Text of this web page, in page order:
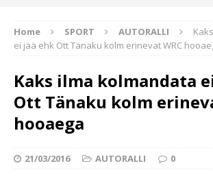
Home SPORT AUTORALLI
ei jää ehk Ott Tänaku kolm erinevat WRC
Kaks ilma kolmandata
Ott Tänaku kolm
hooaega
21/03/2016 AUTORALLI 0